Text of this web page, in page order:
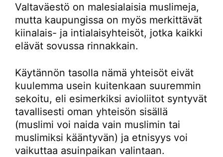
Valtaväestö on malesialaisia muslimeja,
mutta kaupungissa on myös merkittävät
kiinalais- ja intialaisyhteisöt, jotka kaikki
elävät sovussa rinnakkain.
Käytännön tasolla nämä yhteisöt eivät
kuulemma usein kuitenkaan suuremmin
sekoitu, eli esimerkiksi avioliitot syntyvät
tavallisesti oman yhteisön sisällä
(muslimi voi naida vain muslimin tai
muslimiksi kääntyvän) ja etnisyys voi
vaikuttaa asuinpaikan valintaan.